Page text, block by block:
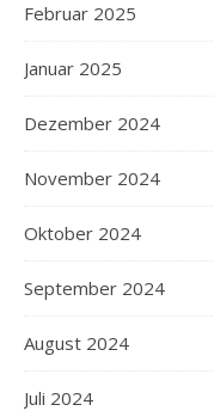
Februar 2025
Januar 2025
Dezember 2024
November 2024
Oktober 2024
September 2024
August 2024
Juli 2024